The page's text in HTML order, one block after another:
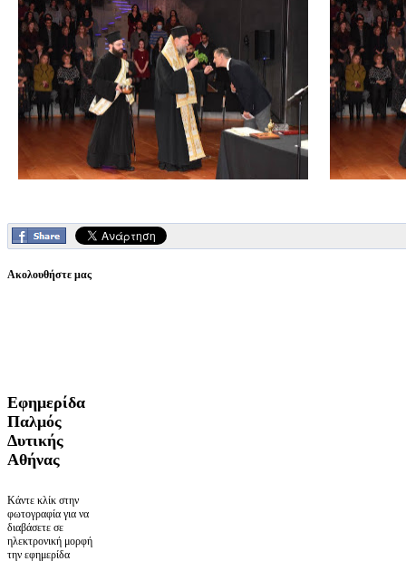
Ακολουθήστε μας
Εφημερίδα
Παλμός
Δυτικής
Αθήνας
Κάντε κλίκ στην
φωτογραφία για να
διαβάσετε σε
ηλεκτρονική μορφή
την εφημερίδα